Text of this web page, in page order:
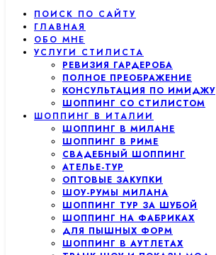
ПОИСК ПО САЙТУ
ГЛАВНАЯ
ОБО МНЕ
УСЛУГИ СТИЛИСТА
РЕВИЗИЯ ГАРДЕРОБА
ПОЛНОЕ ПРЕОБРАЖЕНИЕ
КОНСУЛЬТАЦИЯ ПО ИМИДЖУ
ШОППИНГ СО СТИЛИСТОМ
ШОППИНГ В ИТАЛИИ
ШОППИНГ В МИЛАНЕ
ШОППИНГ В РИМЕ
СВАДЕБНЫЙ ШОППИНГ
АТЕЛЬЕ-ТУР
ОПТОВЫЕ ЗАКУПКИ
ШОУ-РУМЫ МИЛАНА
ШОППИНГ ТУР ЗА ШУБОЙ
ШОППИНГ НА ФАБРИКАХ
ДЛЯ ПЫШНЫХ ФОРМ
ШОППИНГ В АУТЛЕТАХ